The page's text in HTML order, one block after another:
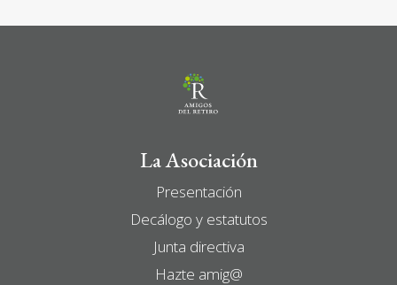
La Asociación
Presentación
Decálogo y estatutos
Junta directiva
Hazte amig@